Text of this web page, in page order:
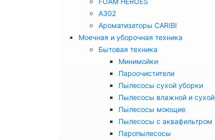
A302
Ароматизаторы CARIBI
Моечная и уборочная техника
Бытовая техника
Минимойки
Пароочистители
Пылесосы сухой уборки
Пылесосы влажной и
Пылесосы моющие
Пылесосы с аквафильтром
Паропылесосы